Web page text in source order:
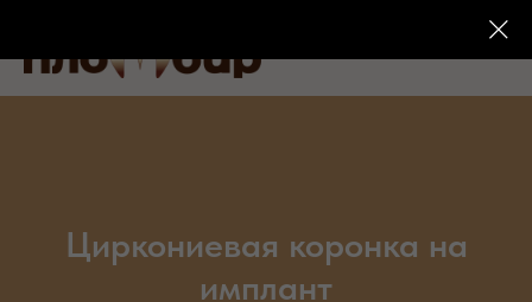
Циркониевая коронка на
имплант